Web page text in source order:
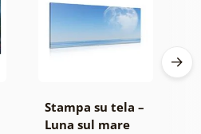
Stampa su tela –
Luna sul mare